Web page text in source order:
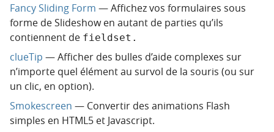
Fancy Sliding Form — Affichez vos formulaires sous
forme de Slideshow en autant de parties qu’ils
contiennent de fieldset.
clueTip — Afficher des bulles d’aide complexes sur
n’importe quel élément au survol de la souris (ou sur
un clic, en option).
Smokescreen — Convertir des animations Flash
simples en HTML5 et Javascript.